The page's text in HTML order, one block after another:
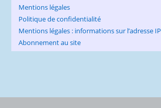
Mentions légales
Politique de confidentialité
Mentions légales : informations sur l’adresse IP
Abonnement au site